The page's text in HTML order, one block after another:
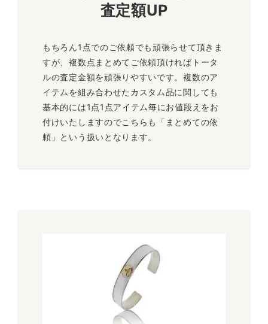
査定額UP
もちろん1点でのご依頼でも頑張らせて頂きま
すが、複数点まとめてご依頼頂ければトータ
ルの査定金額を頑張りやすいです。複数のア
イテムを組み合わせたカスタム品に関しても
基本的には1点1点アイテム毎にお値段えをお
付けいたしますのでこちらも「まとめての依
頼」という扱いとなります。